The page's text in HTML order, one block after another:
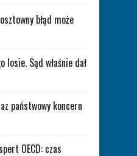
błąd może
losie. Sąd właśnie dał
państwowy koncern
OECD: czas